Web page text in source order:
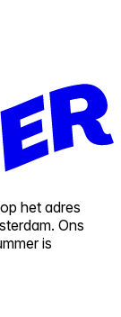
het adres
Ons
is